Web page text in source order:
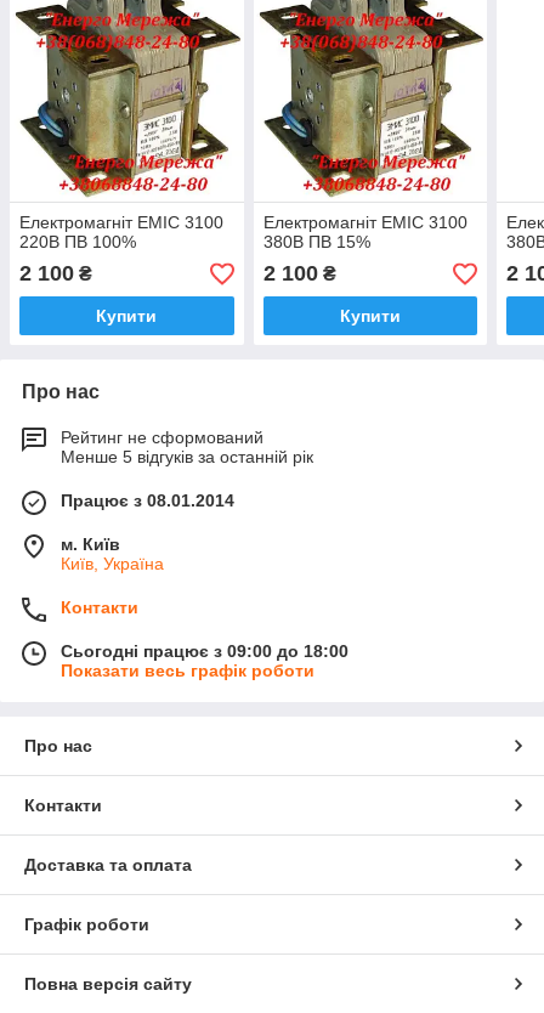
Електромагніт ЕМІС 3100
220В ПВ 100%
2 100 ₴
Купити
Електромагніт ЕМІС 3100
380В ПВ 15%
2 100₴
Купити
2
Про нас
Рейтинг не сформований
Менше 5 відгуків за останній рік
Працює з 08.01.2014
м. Київ
Київ, Україна
Контакти
Сьогодні працює з 09:00 до 18:00
Показати весь графік роботи
Про нас
Контакти
Доставка та оплата
Графік роботи
Повна версія сайту